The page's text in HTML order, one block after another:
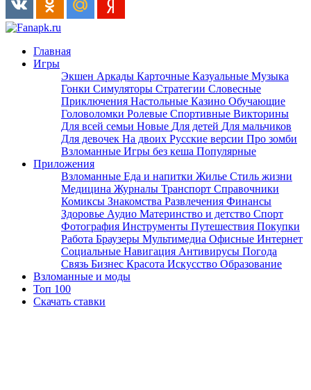
Главная
Игры
Экшен Аркады Карточные Казуальные Музыка
Гонки Симуляторы Стратегии Словесные
Приключения Настольные Казино Обучающие
Головоломки Ролевые Спортивные Викторины
Для всей семьи Новые Для детей Для мальчиков
Для девочек На двоих Русские версии Про зомби
Взломанные Игры без кеша Популярные
Приложения
Взломанные Еда и напитки Жилье Стиль жизни
Медицина Журналы Транспорт Справочники
Комиксы Знакомства Развлечения Финансы
Здоровье Аудио Материнство и детство Спорт
Фотография Инструменты Путешествия Покупки
Работа Браузеры Мультимедиа Офисные Интернет
Социальные Навигация Антивирусы Погода
Связь Бизнес Красота Искусство Образование
Взломанные и моды
Топ 100
Скачать ставки